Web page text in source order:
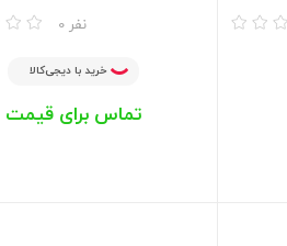
0 نفر
خرید با دیجی‌کالا
تماس برای قیمت